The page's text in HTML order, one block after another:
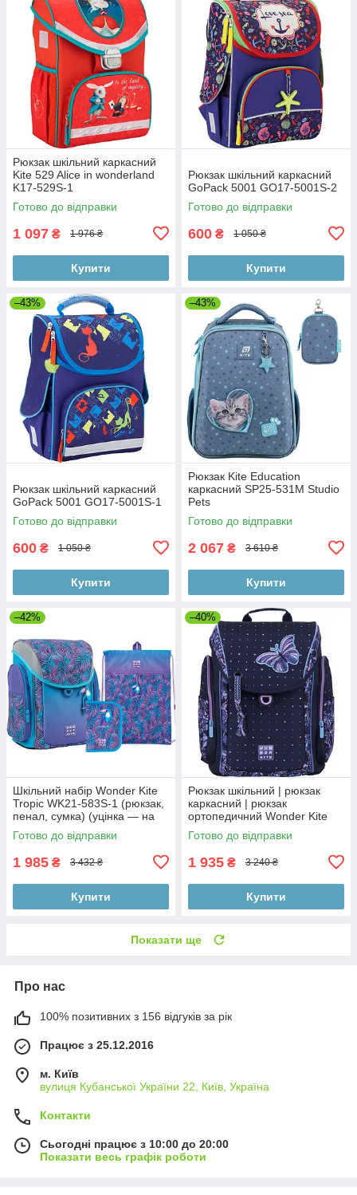
Рюкзак шкільний каркасний
Kite 529 Alice in wonderland
K17-529S-1
Готово до відправки
1 097 ₴ 1 976 ₴
Купити
Рюкзак шкільний каркасний
GoPack 5001 GO17-5001S-2
Готово до відправки
600 ₴ 1 050 ₴
Купити
–43%
Рюкзак шкільний каркасний
GoPack 5001 GO17-5001S-1
Готово до відправки
600 ₴ 1 050 ₴
Купити
–43%
Рюкзак Kite Education
каркасний SP25-531M Studio
Pets
Готово до відправки
2 067 ₴ 3 610 ₴
Купити
–42%
Шкільний набір Wonder Kite
Tropic WK21-583S-1 (рюкзак,
пенал, сумка) (уцінка — на
кришці потертості за
контуром світловідбивача)
Готово до відправки
1 985 ₴ 3 432 ₴
Купити
–40%
Рюкзак шкільний | рюкзак
каркасний | рюкзак
ортопедичний Wonder Kite
Butterfly WK22-583S-1
Готово до відправки
1 935 ₴ 3 240 ₴
Купити
Показати ще
Про нас
100% позитивних з 156 відгуків за рік
Працює з 25.12.2016
м. Київ
вулиця Кубанської України 22, Київ, Україна
Контакти
Сьогодні працює з 10:00 до 20:00
Показати весь графік роботи